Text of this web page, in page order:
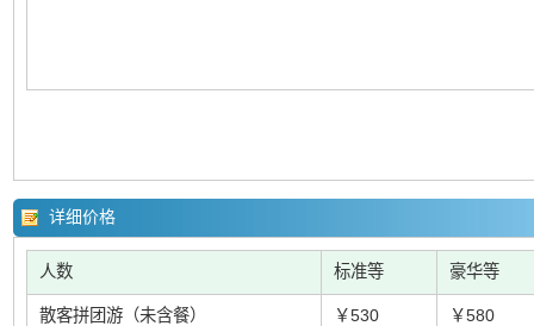
详细价格
人数 标准等 豪华等
散客拼团游（未含餐） ￥530 ￥580